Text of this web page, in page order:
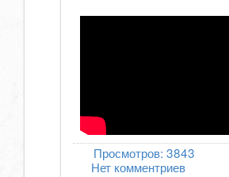
Просмотров: 3843
Нет комментриев